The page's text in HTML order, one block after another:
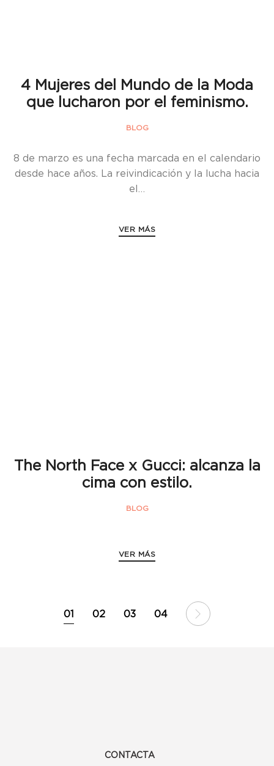
4 Mujeres del Mundo de la Moda
que lucharon por el feminismo.
BLOG
8 de marzo es una fecha marcada en el calendario
desde hace años. La reivindicación y la lucha hacia
el…
VER MÁS
The North Face x Gucci: alcanza la
cima con estilo.
BLOG
VER MÁS
01 02 03 04
CONTACTA